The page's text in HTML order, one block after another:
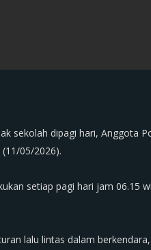
sekolah dipagi hari, Anggota
05/2026).
setiap pagi hari jam 06.15
lalu lintas dalam